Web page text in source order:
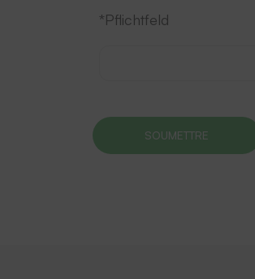
*Pflichtfeld